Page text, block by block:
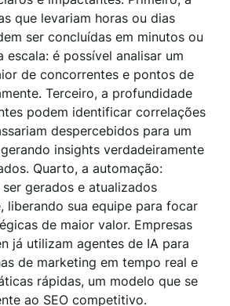
que levariam horas ou dias
ser concluídas em minutos ou
escala: é possível analisar um
de concorrentes e pontos de
Terceiro, a profundidade
podem identificar correlações
despercebidos para um
insights verdadeiramente
Quarto, a automação:
gerados e atualizados
liberando sua equipe para focar
de maior valor. Empresas
já utilizam agentes de IA para
de marketing em tempo real e
rápidas, um modelo que se
ao SEO competitivo.